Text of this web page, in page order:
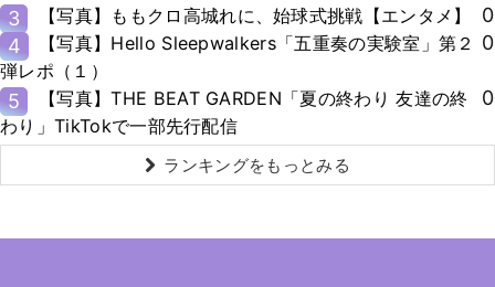
3 【写真】ももクロ高城れに、始球式挑戦【エンタメ】
0
4
【写真】Hello Sleepwalkers「五重奏の実験室」第２
弾レポ（１）
0
5
【写真】THE BEAT GARDEN「夏の終わり 友達の終
わり」TikTokで一部先行配信
0
ランキングをもっとみる